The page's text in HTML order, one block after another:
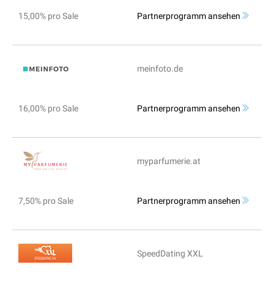
15,00% pro Sale Partnerprogramm ansehen
meinfoto.de
16,00% pro Sale Partnerprogramm ansehen
myparfumerie.at
7,50% pro Sale Partnerprogramm ansehen
SpeedDating XXL